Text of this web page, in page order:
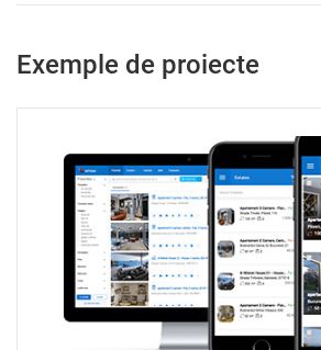
Exemple de proiecte